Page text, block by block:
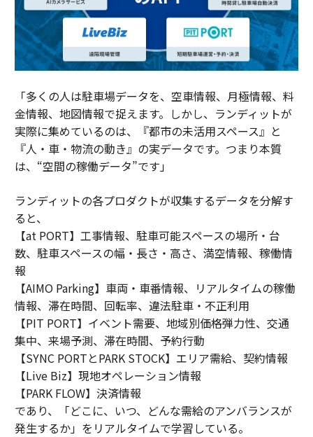
「多くの人は駐車場データを、空車情報、月極情報、料
金情報、地図情報で捉えます。しかし、ランディットが
実際に集めているのは、『都市の未活用スペース』と
『人・車・物流の動き』の実データです。つまり本質
は、“空間の稼働データ”です」
ランディットの各プロダクトが収集するデータを分解す
ると、
【at PORT】工事情報、駐車可能スペースの場所・台
数、駐車スペースの幅・長さ・高さ、満空情報、稼働情
報
【AIMO Parking】車両・車番情報、リアルタイムの稼働
情報、滞在時間、回転率、違法駐車・不正利用
【PIT PORT】イベント需要、地域別価格弾力性、交通
集中、来場予測、滞在時間、予約行動
【SYNC PORTとPARK STOCK】エリア需給、契約情報
【Live Biz】現地オペレーション情報
【PARK FLOW】決済情報
であり、「どこに、いつ、どんな需給のアンバランスが
発生するか」をリアルタイムで学習している。